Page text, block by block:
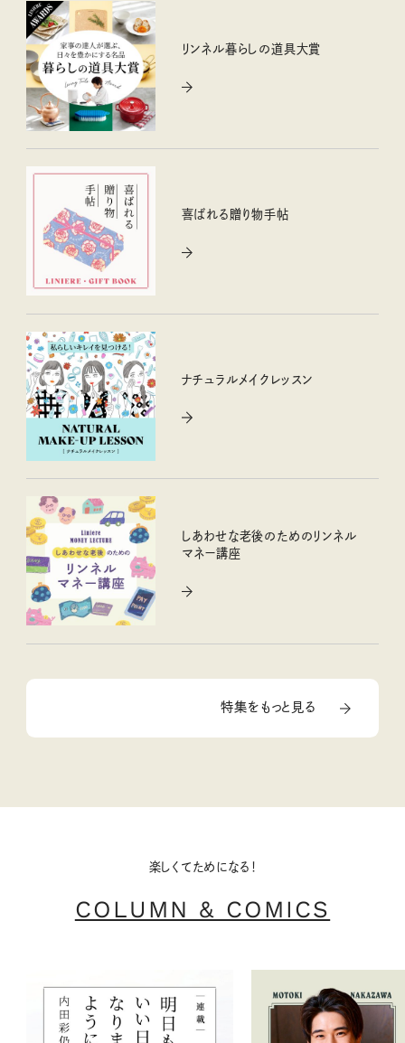
リンネル暮らしの道具大賞
喜ばれる贈り物手帖
ナチュラルメイクレッスン
しあわせな老後のためのリンネル
マネー講座
特集をもっと見る
楽しくてためになる！
COLUMN & COMICS